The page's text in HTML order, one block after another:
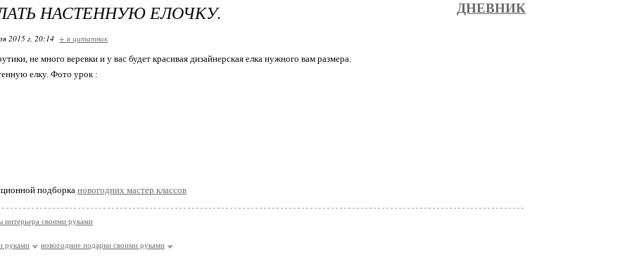
НАСТЕННУЮ ЕЛОЧКУ. ДНЕВНИК
2015 г. 20:14 + в цитатник
не много веревки и у вас будет красивая дизайнерская елка нужного вам размера.
елку. Фото урок :
подборкановогодних мастер классов
интерьера своими руками
руками новогодние подарки своими руками